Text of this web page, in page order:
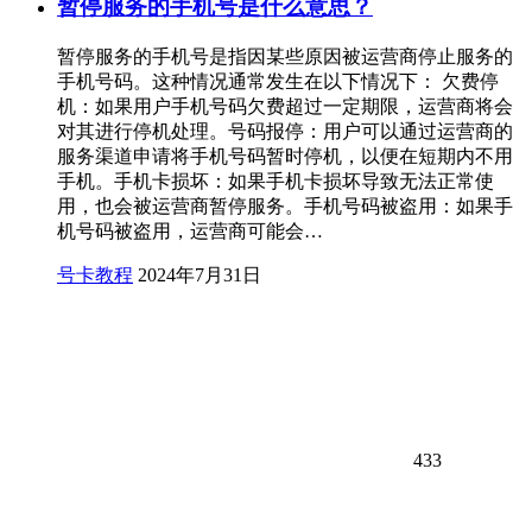
暂停服务的手机号是什么意思？
暂停服务的手机号是指因某些原因被运营商停止服务的
手机号码。这种情况通常发生在以下情况下： 欠费停
机：如果用户手机号码欠费超过一定期限，运营商将会
对其进行停机处理。号码报停：用户可以通过运营商的
服务渠道申请将手机号码暂时停机，以便在短期内不用
手机。手机卡损坏：如果手机卡损坏导致无法正常使
用，也会被运营商暂停服务。手机号码被盗用：如果手
机号码被盗用，运营商可能会…
号卡教程 2024年7月31日
433